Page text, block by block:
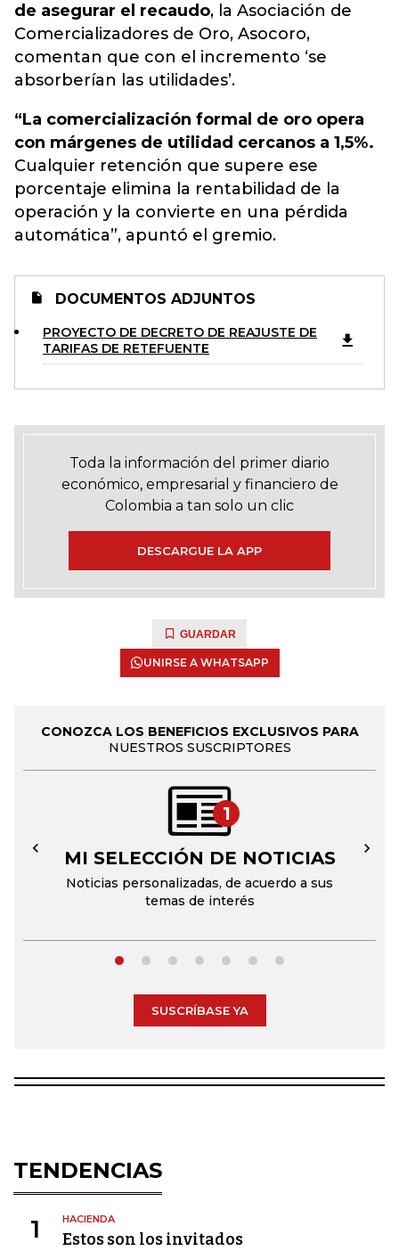
de asegurar el recaudo, la Asociación de
Comercializadores de Oro, Asocoro,
comentan que con el incremento ‘se
absorberían las utilidades’.
“La comercialización formal de oro opera
con márgenes de utilidad cercanos a 1,5%.
Cualquier retención que supere ese
porcentaje elimina la rentabilidad de la
operación y la convierte en una pérdida
automática”, apuntó el gremio.
DOCUMENTOS ADJUNTOS
PROYECTO DE DECRETO DE REAJUSTE DE
TARIFAS DE RETEFUENTE
Toda la información del primer diario
económico, empresarial y financiero de
Colombia a tan solo un clic
DESCARGUE LA APP
GUARDAR
UNIRSE A WHATSAPP
CONOZCA LOS BENEFICIOS EXCLUSIVOS PARA
NUESTROS SUSCRIPTORES
1
MI SELECCIÓN DE NOTICIAS
Noticias personalizadas, de acuerdo a sus
temas de interés
← →
SUSCRÍBASE YA
TENDENCIAS
1 HACIENDA
Estos son los invitados